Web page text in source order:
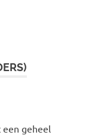
geheel